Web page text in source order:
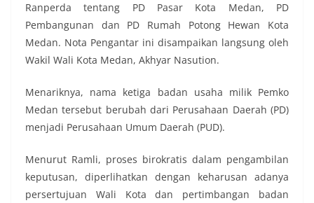
Ranperda tentang PD Pasar Kota Medan, PD
Pembangunan dan PD Rumah Potong Hewan Kota
Medan. Nota Pengantar ini disampaikan langsung oleh
Wakil Wali Kota Medan, Akhyar Nasution.
Menariknya, nama ketiga badan usaha milik Pemko
Medan tersebut berubah dari Perusahaan Daerah (PD)
menjadi Perusahaan Umum Daerah (PUD).
Menurut Ramli, proses birokratis dalam pengambilan
keputusan, diperlihatkan dengan keharusan adanya
persertujuan Wali Kota dan pertimbangan badan